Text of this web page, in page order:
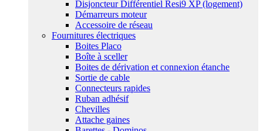
Disjoncteur Différentiel Resi9 XP (logement)
Démarreurs moteur
Accessoire de réseau
Fournitures électriques
Boites Placo
Boîte à sceller
Boites de dérivation et connexion étanche
Sortie de cable
Connecteurs rapides
Ruban adhésif
Chevilles
Attache gaines